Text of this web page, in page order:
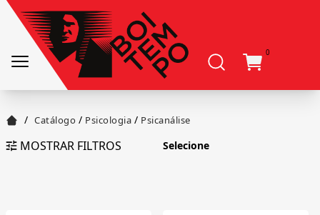
0
/ Catálogo / Psicologia / Psicanálise
MOSTRAR FILTROS